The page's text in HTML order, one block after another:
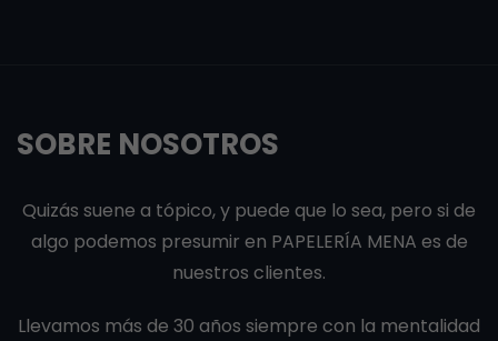
SOBRE NOSOTROS
Quizás suene a tópico, y puede que lo sea, pero si de
algo podemos presumir en PAPELERÍA MENA es de
nuestros clientes.
Llevamos más de 30 años siempre con la mentalidad